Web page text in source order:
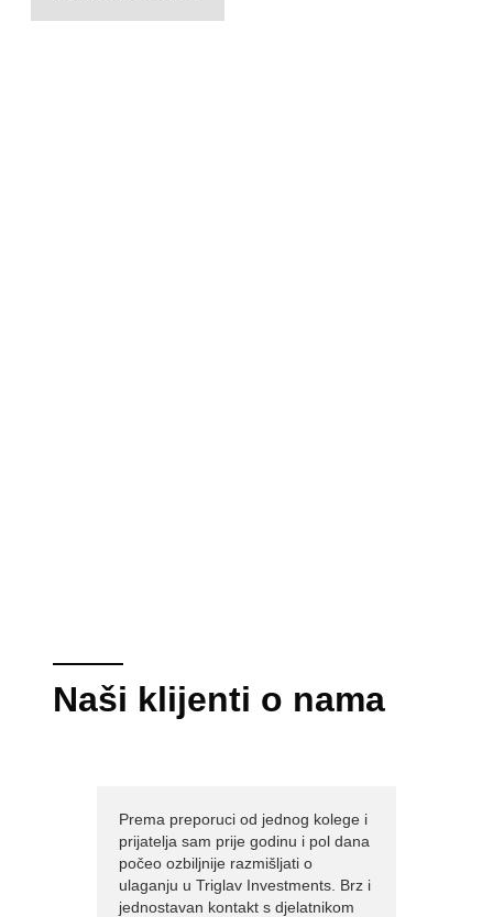
Naši klijenti o nama
Prema preporuci od jednog kolege i
prijatelja sam prije godinu i pol dana
počeo ozbiljnije razmišljati o
ulaganju u Triglav Investments. Brz i
jednostavan kontakt s djelatnikom